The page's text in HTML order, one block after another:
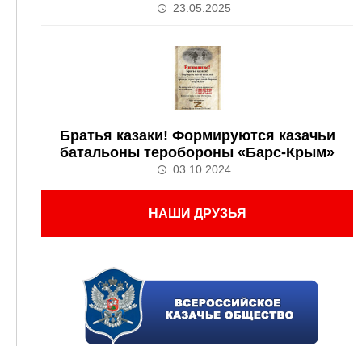
23.05.2025
Братья казаки! Формируются казачьи
батальоны теробороны «Барс-Крым»
03.10.2024
НАШИ ДРУЗЬЯ